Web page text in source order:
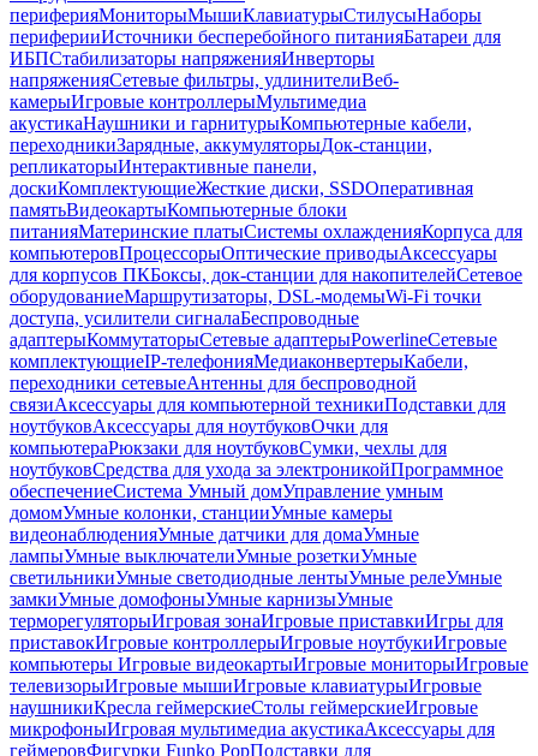
периферияМониторыМышиКлавиатурыСтилусыНаборы
периферииИсточники бесперебойного питанияБатареи для
ИБПСтабилизаторы напряженияИнверторы
напряженияСетевые фильтры, удлинителиВеб-
камерыИгровые контроллерыМультимедиа
акустикаНаушники и гарнитурыКомпьютерные кабели,
переходникиЗарядные, аккумуляторыДок-станции,
репликаторыИнтерактивные панели,
доскиКомплектующиеЖесткие диски, SSDОперативная
памятьВидеокартыКомпьютерные блоки
питанияМатеринские платыСистемы охлажденияКорпуса для
компьютеровПроцессорыОптические приводыАксессуары
для корпусов ПКБоксы, док-станции для накопителейСетевое
оборудованиеМаршрутизаторы, DSL-модемыWi-Fi точки
доступа, усилители сигналаБеспроводные
адаптерыКоммутаторыСетевые адаптерыPowerlineСетевые
комплектующиеIP-телефонияМедиаконвертерыКабели,
переходники сетевыеАнтенны для беспроводной
связиАксессуары для компьютерной техникиПодставки для
ноутбуковАксессуары для ноутбуковОчки для
компьютераРюкзаки для ноутбуковСумки, чехлы для
ноутбуковСредства для ухода за электроникойПрограммное
обеспечениеСистема Умный домУправление умным
домомУмные колонки, станцииУмные камеры
видеонаблюденияУмные датчики для домаУмные
лампыУмные выключателиУмные розеткиУмные
светильникиУмные светодиодные лентыУмные релеУмные
замкиУмные домофоныУмные карнизыУмные
терморегуляторыИгровая зонаИгровые приставкиИгры для
приставокИгровые контроллерыИгровые ноутбукиИгровые
компьютеры Игровые видеокартыИгровые мониторыИгровые
телевизорыИгровые мышиИгровые клавиатурыИгровые
наушникиКресла геймерскиеСтолы геймерскиеИгровые
микрофоныИгровая мультимедиа акустикаАксессуары для
геймеровФигурки Funko PopПодставки для